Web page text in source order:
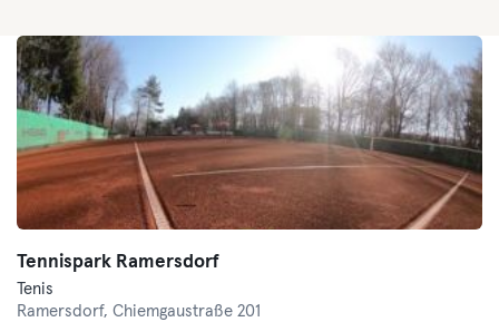
Tennispark Ramersdorf
Tenis
Ramersdorf, Chiemgaustraße 201